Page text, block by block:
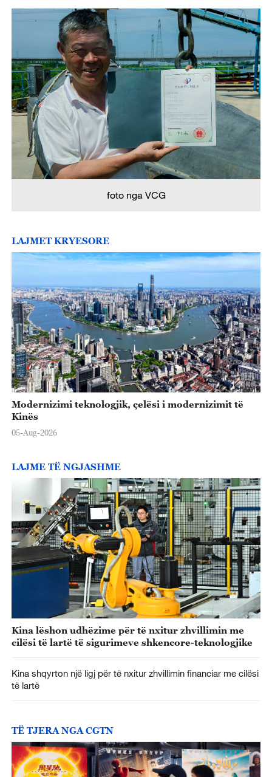
foto nga VCG
LAJMET KRYESORE
Modernizimi teknologjik, çelësi i modernizimit të
Kinës
05-Aug-2026
LAJME TË NGJASHME
Kina lëshon udhëzime për të nxitur zhvillimin me
cilësi të lartë të sigurimeve shkencore-teknologjike
Kina shqyrton një ligj për të nxitur zhvillimin financiar me cilësi
të lartë
TË TJERA NGA CGTN